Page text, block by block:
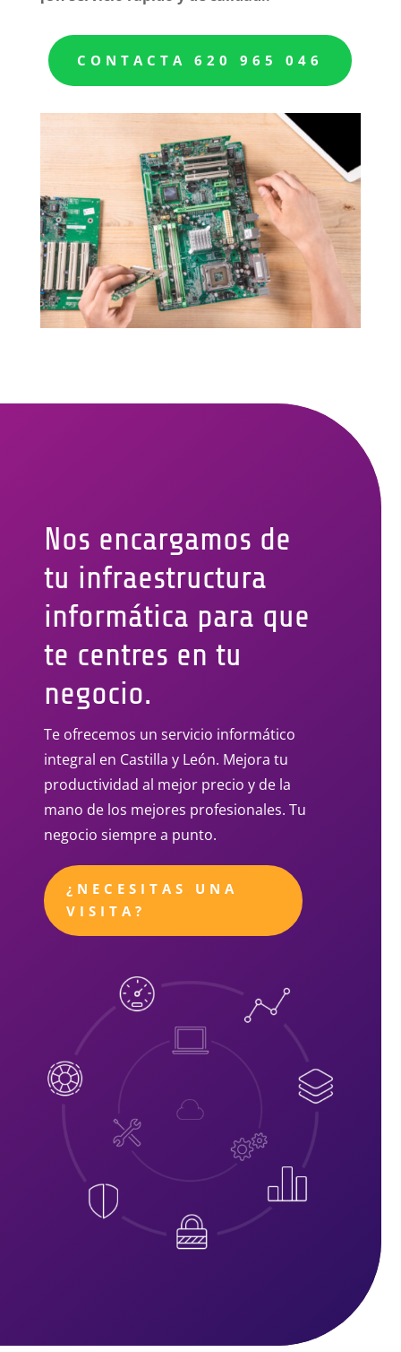
CONTACTA 620 965 046
Nos encargamos de
tu infraestructura
informática para que
te centres en tu
negocio.
Te ofrecemos un servicio informático
integral en Castilla y León. Mejora tu
productividad al mejor precio y de la
mano de los mejores profesionales. Tu
negocio siempre a punto.
¿NECESITAS UNA
VISITA?